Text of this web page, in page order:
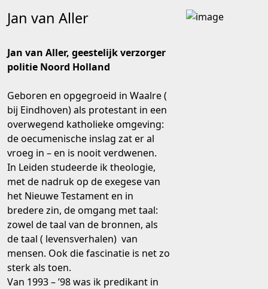
Jan van Aller
Jan van Aller, geestelijk verzorger
politie Noord Holland
Geboren en opgegroeid in Waalre (
bij Eindhoven) als protestant in een
overwegend katholieke omgeving:
de oecumenische inslag zat er al
vroeg in – en is nooit verdwenen.
In Leiden studeerde ik theologie,
met de nadruk op de exegese van
het Nieuwe Testament en in
bredere zin, de omgang met taal:
zowel de taal van de bronnen, als
de taal ( levensverhalen) van
mensen. Ook die fascinatie is net zo
sterk als toen.
Van 1993 – ’98 was ik predikant in